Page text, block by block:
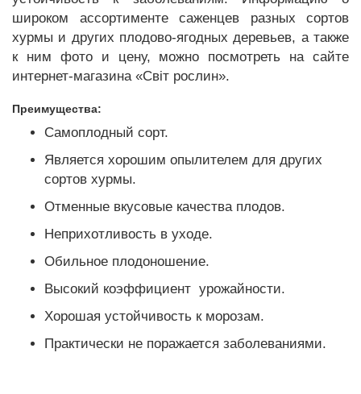
широком ассортименте саженцев разных сортов
хурмы и других плодово-ягодных деревьев, а также
к ним фото и цену, можно посмотреть на сайте
интернет-магазина «Світ рослин».
Преимущества:
Самоплодный сорт.
Является хорошим опылителем для других
сортов хурмы.
Отменные вкусовые качества плодов.
Неприхотливость в уходе.
Обильное плодоношение.
Высокий коэффициент урожайности.
Хорошая устойчивость к морозам.
Практически не поражается заболеваниями.